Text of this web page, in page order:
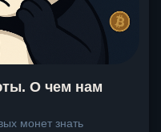
О чем нам
монет знать